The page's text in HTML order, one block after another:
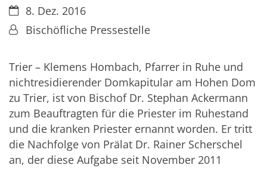
Datum:8. Dez. 2016
Von:Bischöfliche Pressestelle
Trier – Klemens Hombach, Pfarrer in Ruhe und
nichtresidierender Domkapitular am Hohen Dom
zu Trier, ist von Bischof Dr. Stephan Ackermann
zum Beauftragten für die Priester im Ruhestand
und die kranken Priester ernannt worden. Er tritt
die Nachfolge von Prälat Dr. Rainer Scherschel
an, der diese Aufgabe seit November 2011